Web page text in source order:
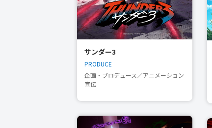
サンダー3
PRODUCE
企画・プロデュース／アニメーション
宣伝